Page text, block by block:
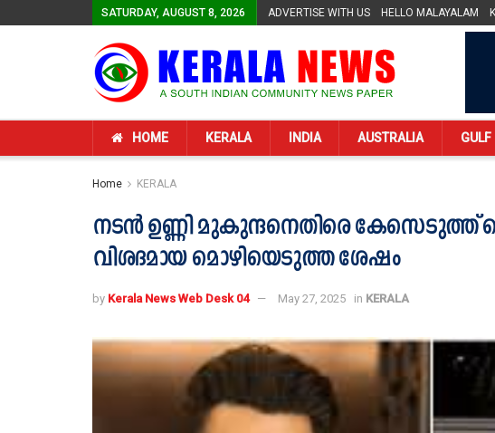
SATURDAY, AUGUST 8, 2026 ADVERTISE WITH US HELLO MALAYALAM
HOME KERALA INDIA AUSTRALIA GULF
Home KERALA
നടൻ ഉണ്ണി മുകുന്ദനെതിരെ കേസെടുത്ത്
വിശദമായ മൊഴിയെടുത്ത ശേഷം
by Kerala News Web Desk 04 May 27, 2025 in KERALA